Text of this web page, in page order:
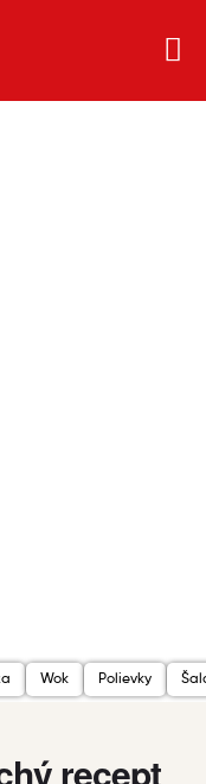
Wok Polievky
recept